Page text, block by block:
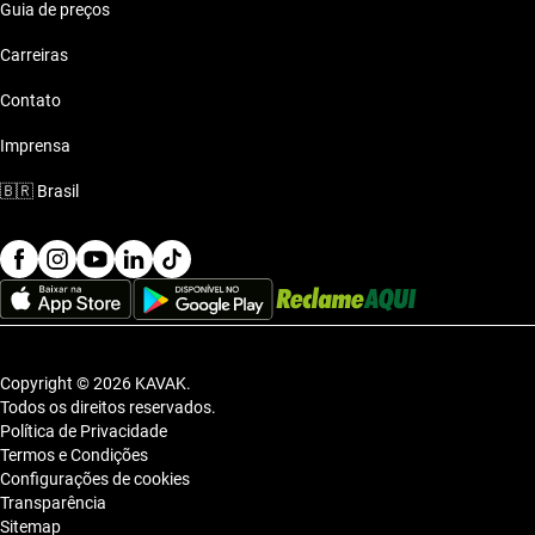
Guia de preços
Carreiras
Contato
Imprensa
🇧🇷 Brasil
Copyright © 2026 KAVAK.
Todos os direitos reservados.
Política de Privacidade
Termos e Condições
Configurações de cookies
Transparência
Sitemap